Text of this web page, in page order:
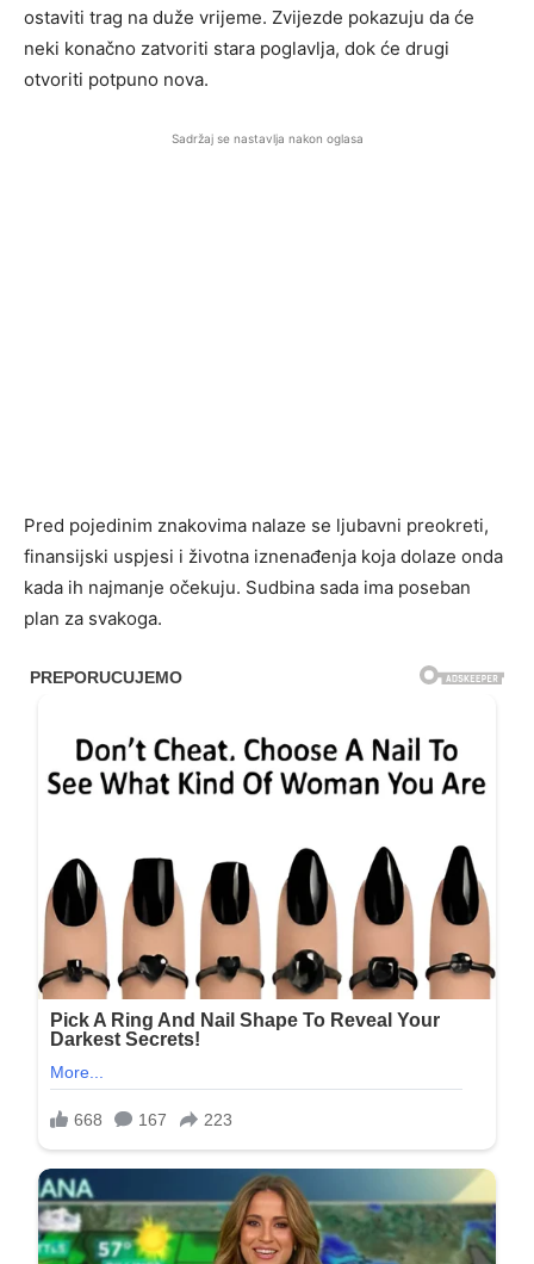
ostaviti trag na duže vrijeme. Zvijezde pokazuju da će
neki konačno zatvoriti stara poglavlja, dok će drugi
otvoriti potpuno nova.
Sadržaj se nastavlja nakon oglasa
Pred pojedinim znakovima nalaze se ljubavni preokreti,
finansijski uspjesi i životna iznenađenja koja dolaze onda
kada ih najmanje očekuju. Sudbina sada ima poseban
plan za svakoga.